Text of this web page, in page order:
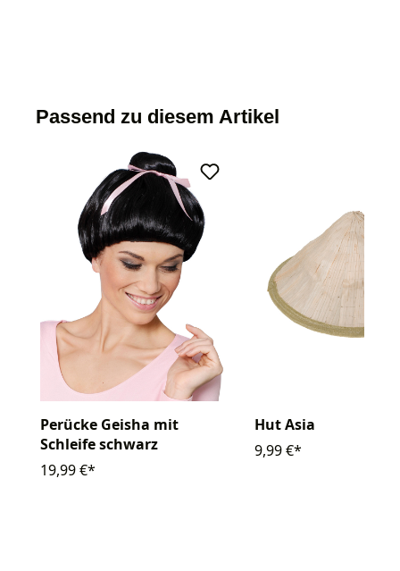
Passend zu diesem Artikel
Perücke Geisha mit
Schleife schwarz
19,99 €*
Hut Asia
9,99 €*